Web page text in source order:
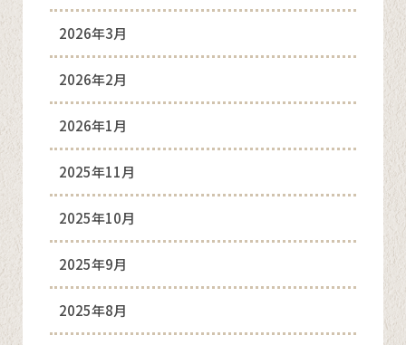
2026年3月
2026年2月
2026年1月
2025年11月
2025年10月
2025年9月
2025年8月